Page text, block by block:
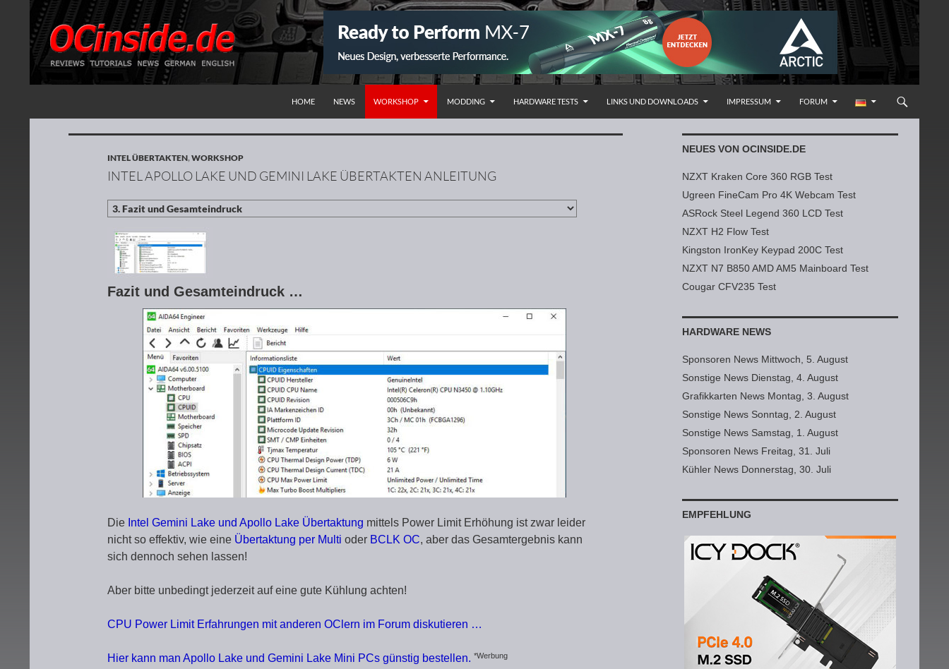
HOME
NEWS WORKSHOP MODDING HARDWARE TESTS LINKS UND DOWNLOADS IMPRESSUM FORUM
INTEL ÜBERTAKTEN,WORKSHOP
INTEL APOLLO LAKE UND GEMINI LAKE ÜBERTAKTEN ANLEITUNG
Fazit und Gesamteindruck …
Die Intel Gemini Lake und Apollo Lake Übertaktung mittels Power Limit Erhöhung ist zwar leider
nicht so effektiv, wie eine Übertaktung per Multi oder BCLK OC, aber das Gesamtergebnis kann
sich dennoch sehen lassen!
Aber bitte unbedingt jederzeit auf eine gute Kühlung achten!
CPU Power Limit Erfahrungen mit anderen OClern im Forum diskutieren …
Hier kann man Apollo Lake und Gemini Lake Mini PCs günstig bestellen. *Werbung
NEUES VON OCINSIDE.DE
NZXT Kraken Core 360 RGB Test
Ugreen FineCam Pro 4K Webcam Test
ASRock Steel Legend 360 LCD Test
NZXT H2 Flow Test
Kingston IronKey Keypad 200C Test
NZXT N7 B850 AMD AM5 Mainboard Test
Cougar CFV235 Test
HARDWARE NEWS
Sponsoren News Mittwoch, 5. August
Sonstige News Dienstag, 4. August
Grafikkarten News Montag, 3. August
Sonstige News Sonntag, 2. August
Sonstige News Samstag, 1. August
Sponsoren News Freitag, 31. Juli
Kühler News Donnerstag, 30. Juli
EMPFEHLUNG